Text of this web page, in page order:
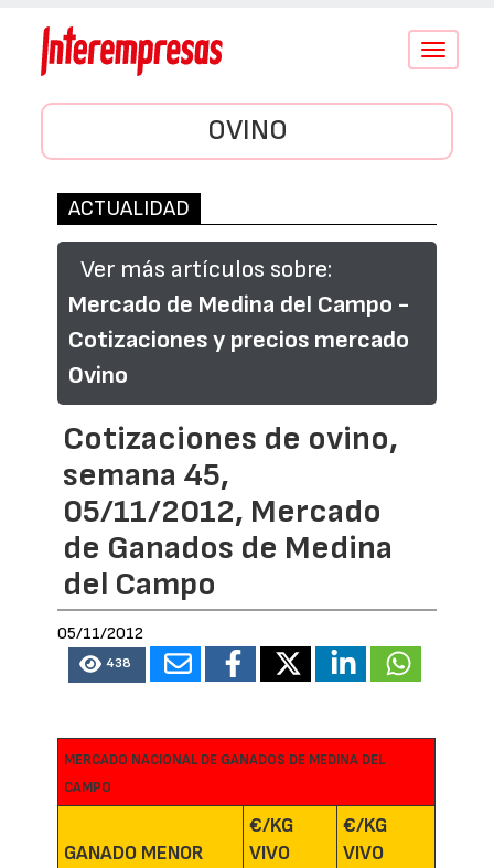
Conmutar
OVINO
ACTUALIDAD
Ver más artículos sobre:
Mercado de Medina del Campo -
Cotizaciones y precios mercado
Ovino
Cotizaciones de ovino,
semana 45,
05/11/2012, Mercado
de Ganados de Medina
del Campo
05/11/2012
438
MERCADO NACIONAL DE GANADOS DE MEDINA DEL
CAMPO
GANADO MENOR
€/KG
VIVO
€/KG
VIVO